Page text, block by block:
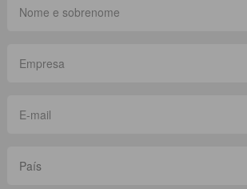
País